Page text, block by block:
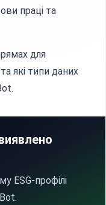
праці та
для
які типи даних
ESG-профілі